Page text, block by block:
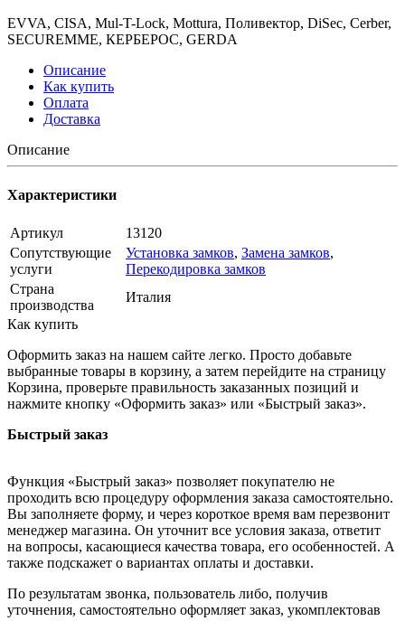
EVVA, CISA, Mul-T-Lock, Mottura, Поливектор, DiSec, Cerber,
SECUREMME, КЕРБЕРОС, GERDA
Описание
Как купить
Оплата
Доставка
Описание
Характеристики
Артикул
13120
Сопутствующие
услуги
Установка замков, Замена замков,
Перекодировка замков
Страна
производства
Италия
Как купить
Оформить заказ на нашем сайте легко. Просто добавьте
выбранные товары в корзину, а затем перейдите на страницу
Корзина, проверьте правильность заказанных позиций и
нажмите кнопку «Оформить заказ» или «Быстрый заказ».
Быстрый заказ
Функция «Быстрый заказ» позволяет покупателю не
проходить всю процедуру оформления заказа самостоятельно.
Вы заполняете форму, и через короткое время вам перезвонит
менеджер магазина. Он уточнит все условия заказа, ответит
на вопросы, касающиеся качества товара, его особенностей. А
также подскажет о вариантах оплаты и доставки.
По результатам звонка, пользователь либо, получив
уточнения, самостоятельно оформляет заказ, укомплектовав